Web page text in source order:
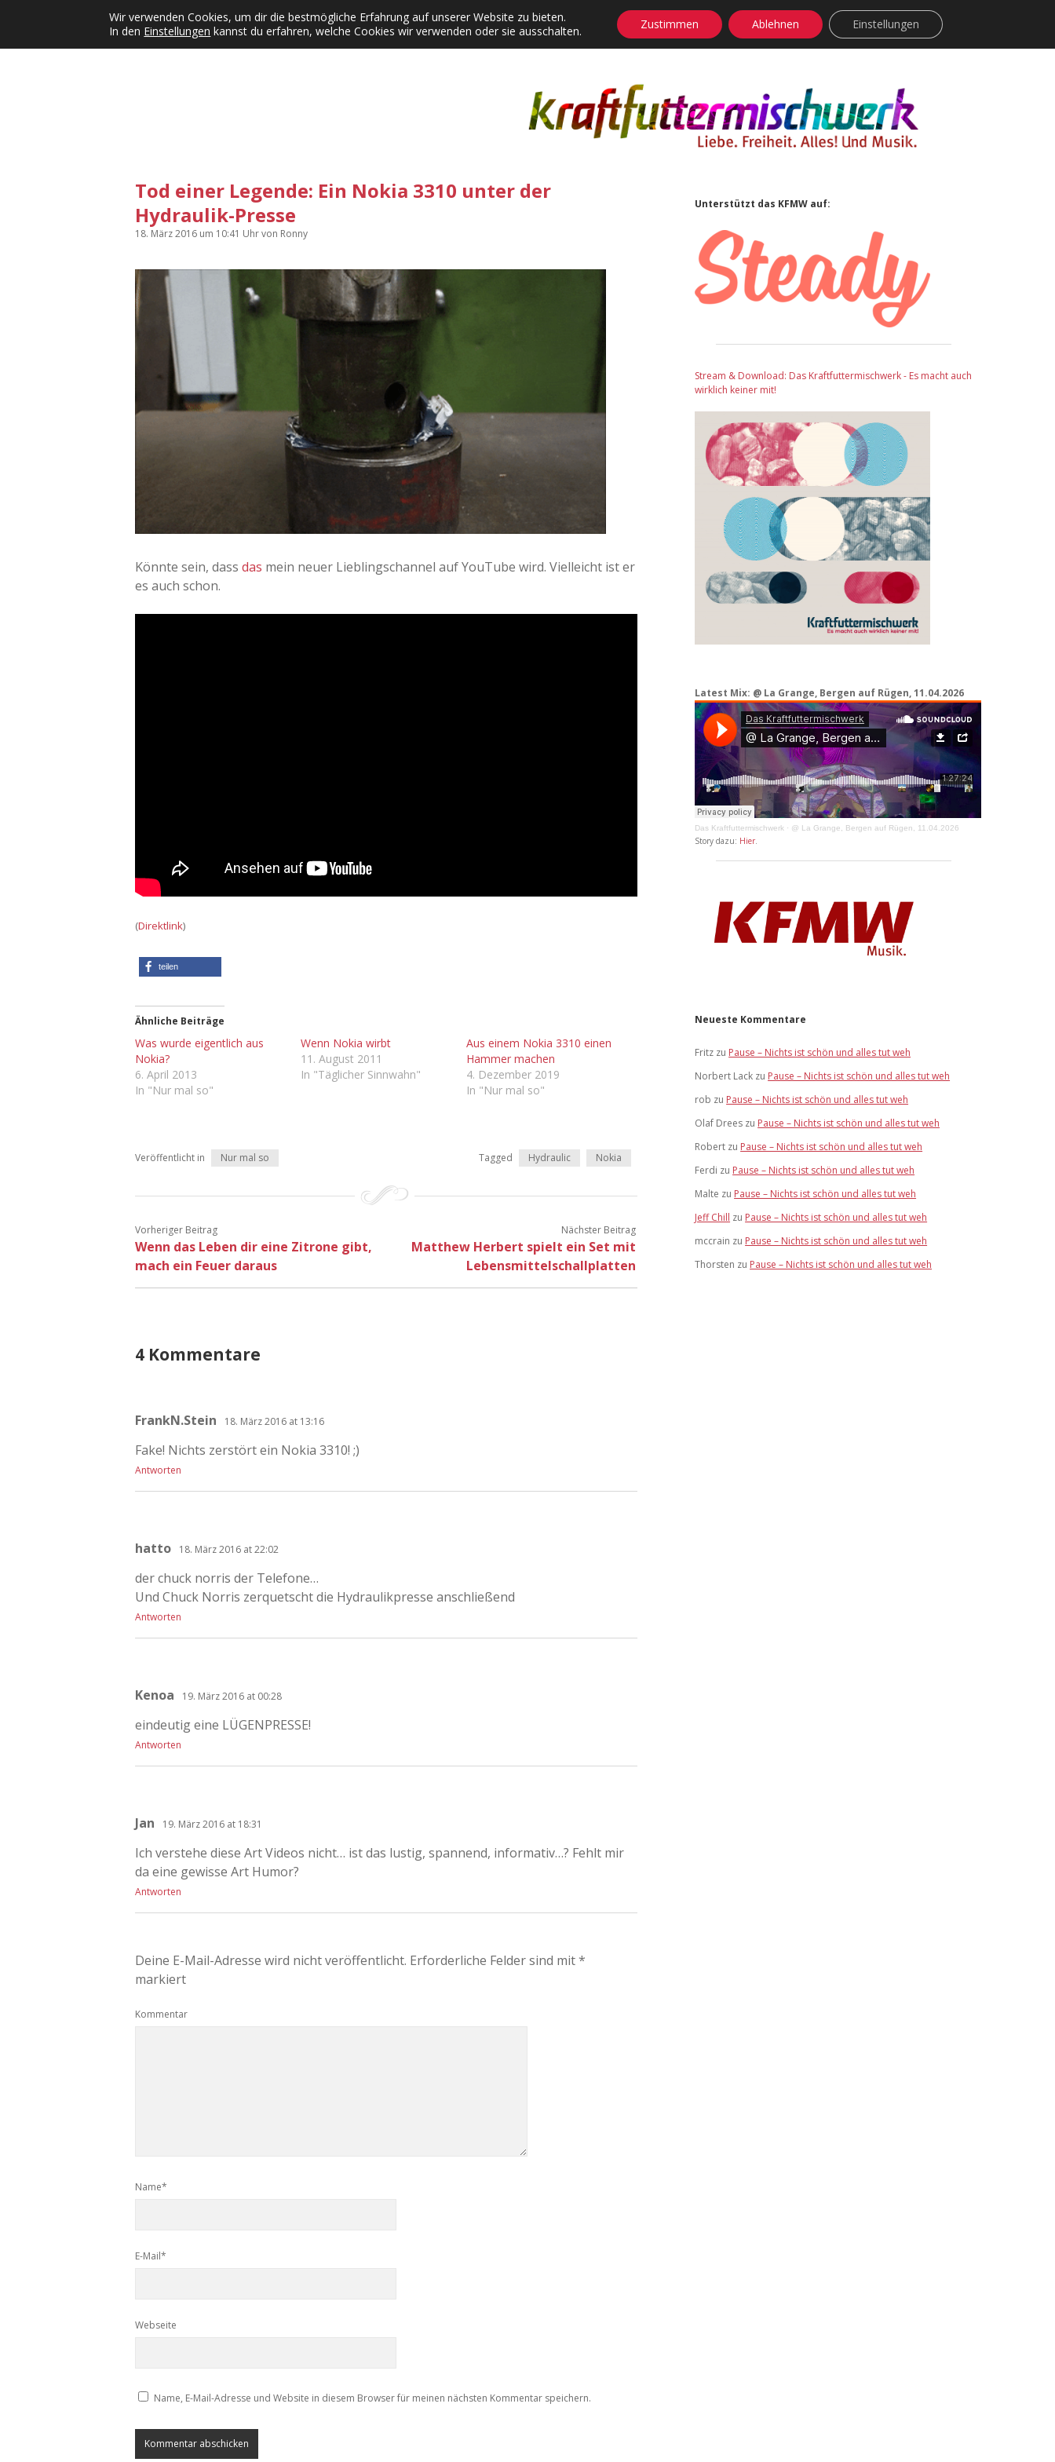
Kategorien Dropdown-Menü öffnen
KFMW-Disco Dates Instagrams Contact Adventskalender Dropdown-Menü öffnen facebook
instagram
rss soundcloud
vimeoBluesky
Tod einer Legende: Ein Nokia 3310 unter der
Hydraulik-Presse
18. März 2016 um 10:41 Uhrvon Ronny
Könnte sein, dass das mein neuer Lieblingschannel auf YouTube wird. Vielleicht ist er
es auch schon.
(Direktlink)
teilen
Ähnliche Beiträge
Was wurde eigentlich aus
Nokia?
6. April 2013
In "Nur mal so"
Wenn Nokia wirbt
11. August 2011
In "Täglicher Sinnwahn"
Aus einem Nokia 3310 einen
Hammer machen
4. Dezember 2019
In "Nur mal so"
Veröffentlicht in Nur mal so Tagged Hydraulic Nokia
Vorheriger Beitrag
Wenn das Leben dir eine Zitrone gibt,
mach ein Feuer daraus
Nächster Beitrag
Matthew Herbert spielt ein Set mit
Lebensmittelschallplatten
4 Kommentare
FrankN.Stein 18. März 2016 at 13:16
Fake! Nichts zerstört ein Nokia 3310! ;)
Antworten
hatto 18. März 2016 at 22:02
der chuck norris der Telefone…
Und Chuck Norris zerquetscht die Hydraulikpresse anschließend
Antworten
Kenoa 19. März 2016 at 00:28
eindeutig eine LÜGENPRESSE!
Antworten
Jan 19. März 2016 at 18:31
Ich verstehe diese Art Videos nicht… ist das lustig, spannend, informativ…? Fehlt mir
da eine gewisse Art Humor?
Antworten
Deine E-Mail-Adresse wird nicht veröffentlicht. Erforderliche Felder sind mit*
markiert
Kommentar
Name*
E-Mail*
Webseite
Name, E-Mail-Adresse und Website in diesem Browser für meinen nächsten Kommentar speichern.
Sidebar
Unterstützt das KFMW auf:
Stream & Download: Das Kraftfuttermischwerk - Es macht auch
wirklich keiner mit!
Latest Mix: @ La Grange, Bergen auf Rügen, 11.04.2026
Das Kraftfuttermischwerk · @ La Grange, Bergen auf Rügen, 11.04.2026
Story dazu: Hier.
Neueste Kommentare
Fritz zu Pause – Nichts ist schön und alles tut weh
Norbert Lack zu Pause – Nichts ist schön und alles tut weh
rob zu Pause – Nichts ist schön und alles tut weh
Olaf Drees zu Pause – Nichts ist schön und alles tut weh
Robert zu Pause – Nichts ist schön und alles tut weh
Ferdi zu Pause – Nichts ist schön und alles tut weh
Malte zu Pause – Nichts ist schön und alles tut weh
Jeff Chill zu Pause – Nichts ist schön und alles tut weh
mccrain zu Pause – Nichts ist schön und alles tut weh
Thorsten zu Pause – Nichts ist schön und alles tut weh
Wir verwenden Cookies, um dir die bestmögliche Erfahrung auf unserer Website zu bieten.
In den Einstellungen kannst du erfahren, welche Cookies wir verwenden oder sie ausschalten. Zustimmen Ablehnen Einstellungen